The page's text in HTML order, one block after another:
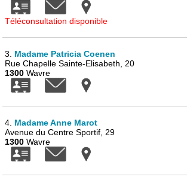
Téléconsultation disponible
3. Madame Patricia Coenen
Rue Chapelle Sainte-Elisabeth, 20
1300 Wavre
4. Madame Anne Marot
Avenue du Centre Sportif, 29
1300 Wavre